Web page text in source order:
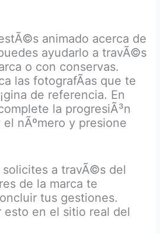
animado acerca de
ayudarlo a travÃ©s
o con conservas.
las fotografÃ­as que te
de referencia. En
la progresiÃ³n
nÃºmero y presione
a travÃ©s del
de la marca te
tus gestiones.
esto en el sitio real del